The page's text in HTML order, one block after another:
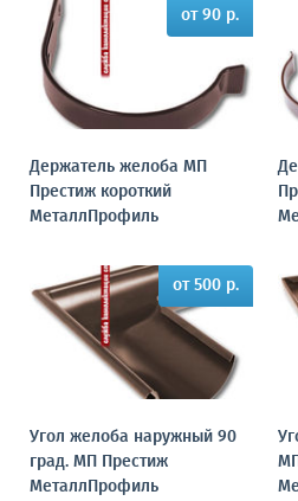
от 90 р.
Держатель желоба МП
Престиж короткий
МеталлПрофиль
от 500 р.
Угол желоба наружный 90
град. МП Престиж
МеталлПрофиль